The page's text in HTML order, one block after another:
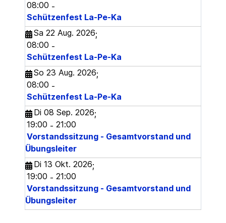
08:00 -
Schützenfest La-Pe-Ka
Sa 22 Aug. 2026;
08:00 -
Schützenfest La-Pe-Ka
So 23 Aug. 2026;
08:00 -
Schützenfest La-Pe-Ka
Di 08 Sep. 2026;
19:00 - 21:00
Vorstandssitzung - Gesamtvorstand und
Übungsleiter
Di 13 Okt. 2026;
19:00 - 21:00
Vorstandssitzung - Gesamtvorstand und
Übungsleiter